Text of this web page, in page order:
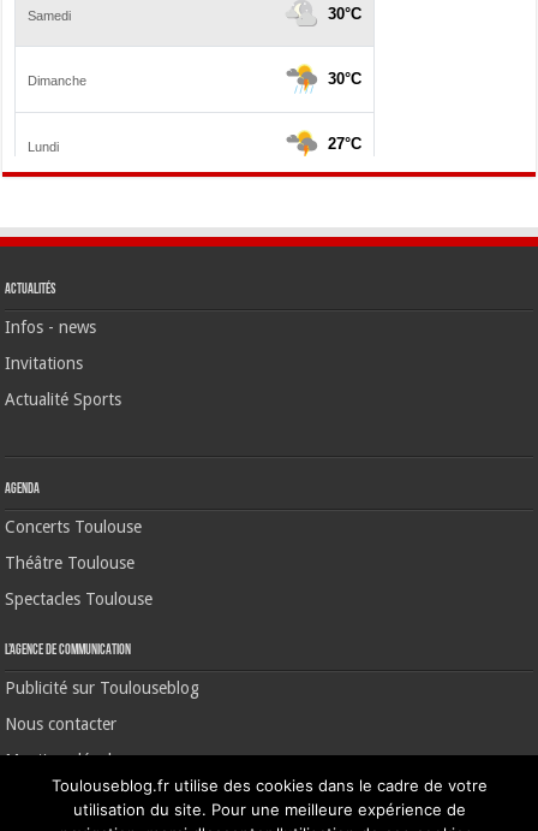
Actualités
Infos - news
Invitations
Actualité Sports
Agenda
Concerts Toulouse
Théâtre Toulouse
Spectacles Toulouse
L’agence de communication
Publicité sur Toulouseblog
Nous contacter
Mentions légales
Toulouseblog.fr utilise des cookies dans le cadre de votre
utilisation du site. Pour une meilleure expérience de